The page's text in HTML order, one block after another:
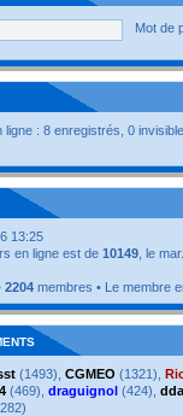
Mot de
ligne : 8 enregistrés, 0
13:25
en ligne est de 10149 , le
2204 membres • Le membre
(1493), CGMEO (1321),
(469), draguignol (424),